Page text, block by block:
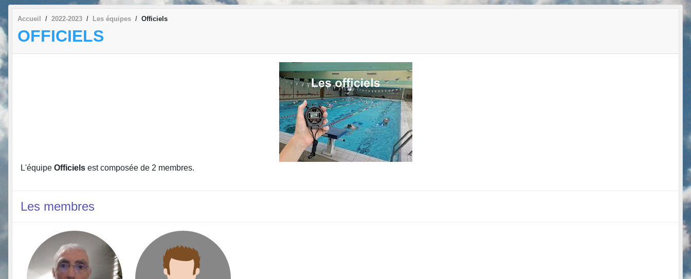
Accueil 2022-2023 Les équipes Officiels
OFFICIELS
L'équipe Officiels est composée de 2 membres.
Les membres